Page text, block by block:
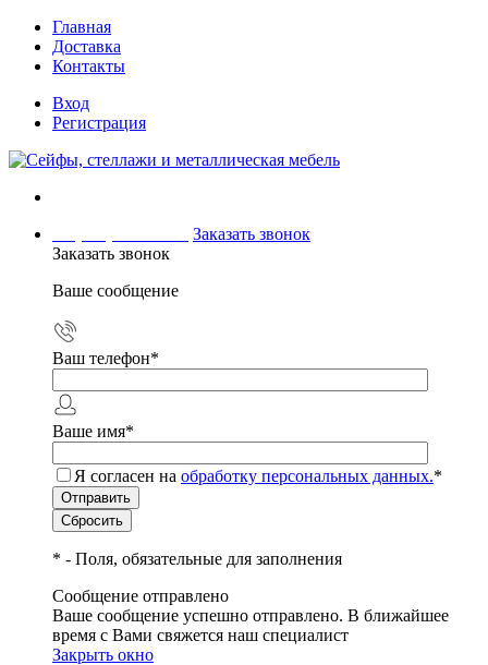
Главная
Доставка
Контакты
Вход
Регистрация
Заказать звонок
Заказать звонок
Ваше сообщение
Ваш телефон*
Ваше имя*
Я согласен на обработку персональных данных.*
* - Поля, обязательные для заполнения
Сообщение отправлено
Ваше сообщение успешно отправлено. В ближайшее
время с Вами свяжется наш специалист
Закрыть окно